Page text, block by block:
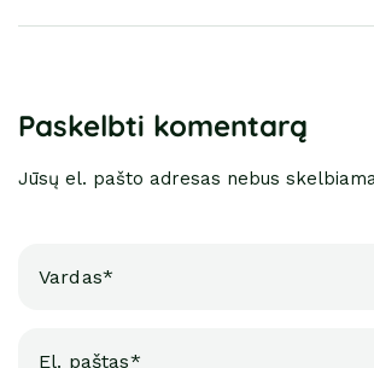
Paskelbti komentarą
Jūsų el. pašto adresas nebus